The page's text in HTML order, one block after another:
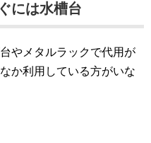
には水槽台
やメタルラックで代用が
か利用している方がいな